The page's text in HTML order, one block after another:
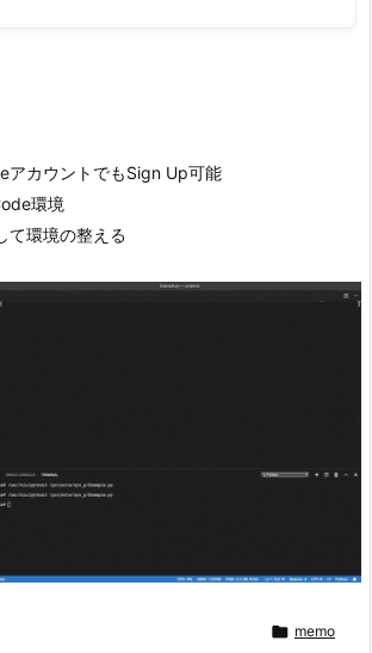
アカウントでもSign Up可能
環境
て環境の整える
 memo